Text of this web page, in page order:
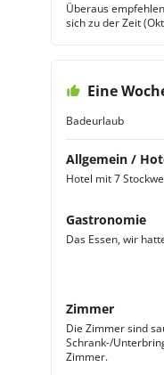
Überaus
sich zu der Zeit
Eine
Badeurlaub
Allgemein /
Hotel mit 7
Gastronomie
Das Essen, wir
Zimmer
Die Zimmer sind
Schrank-/
Zimmer.